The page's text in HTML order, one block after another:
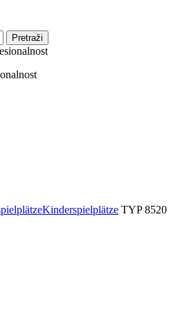
Kinderspielplätze TYP 8520